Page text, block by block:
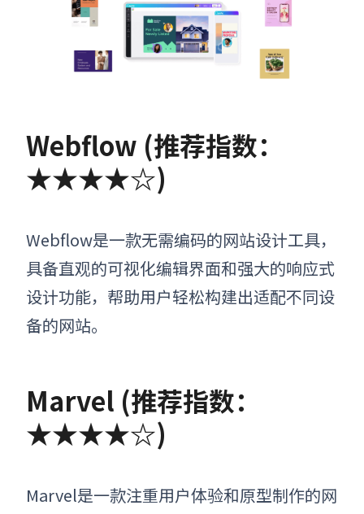
Webflow (推荐指数：
★★★★☆)
Webflow是一款无需编码的网站设计工具，
具备直观的可视化编辑界面和强大的响应式
设计功能，帮助用户轻松构建出适配不同设
备的网站。
Marvel (推荐指数：
★★★★☆)
Marvel是一款注重用户体验和原型制作的网